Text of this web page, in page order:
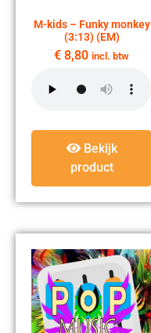
M-kids – Funky monkey
(3:13) (EM)
€ 8,80 incl. btw
Bekijk
product